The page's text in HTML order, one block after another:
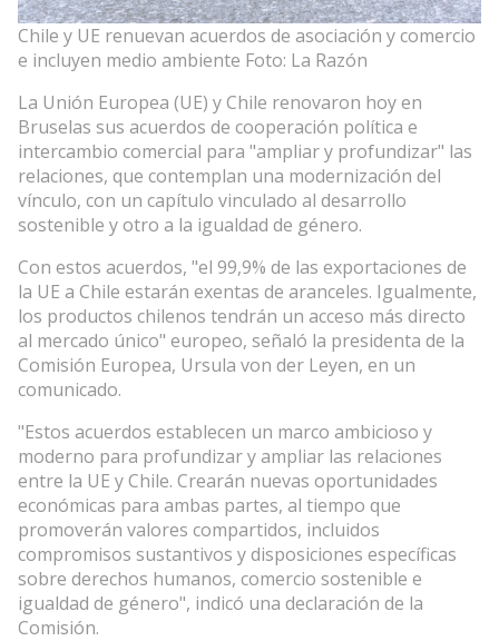
Chile y UE renuevan acuerdos de asociación y comercio
e incluyen medio ambiente Foto: La Razón
La Unión Europea (UE) y Chile renovaron hoy en
Bruselas sus acuerdos de cooperación política e
intercambio comercial para "ampliar y profundizar" las
relaciones, que contemplan una modernización del
vínculo, con un capítulo vinculado al desarrollo
sostenible y otro a la igualdad de género.
Con estos acuerdos, "el 99,9% de las exportaciones de
la UE a Chile estarán exentas de aranceles. Igualmente,
los productos chilenos tendrán un acceso más directo
al mercado único" europeo, señaló la presidenta de la
Comisión Europea, Ursula von der Leyen, en un
comunicado.
"Estos acuerdos establecen un marco ambicioso y
moderno para profundizar y ampliar las relaciones
entre la UE y Chile. Crearán nuevas oportunidades
económicas para ambas partes, al tiempo que
promoverán valores compartidos, incluidos
compromisos sustantivos y disposiciones específicas
sobre derechos humanos, comercio sostenible e
igualdad de género", indicó una declaración de la
Comisión.